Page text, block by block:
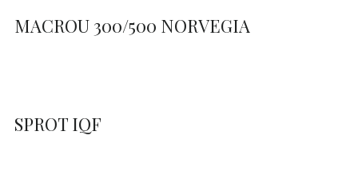
MACROU 300/500 NORVEGIA
SPROT IQF